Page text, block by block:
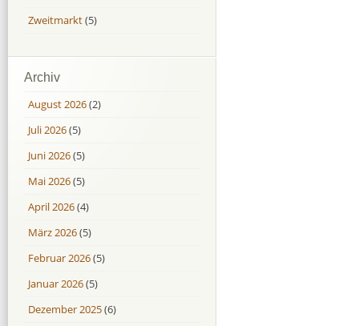
Zweitmarkt(5)
Archiv
August 2026(2)
Juli 2026(5)
Juni 2026(5)
Mai 2026(5)
April 2026(4)
März 2026(5)
Februar 2026(5)
Januar 2026(5)
Dezember 2025(6)